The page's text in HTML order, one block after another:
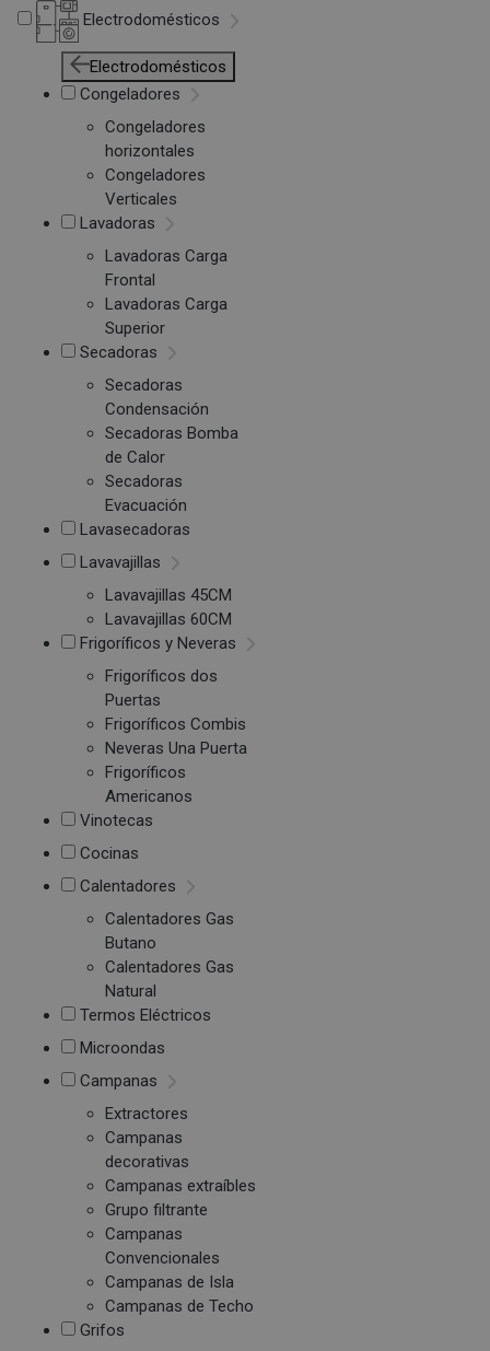
Electrodomésticos
Electrodomésticos
Congeladores
Congeladores
horizontales
Congeladores
Verticales
Lavadoras
Lavadoras Carga
Frontal
Lavadoras Carga
Superior
Secadoras
Secadoras
Condensación
Secadoras Bomba
de Calor
Secadoras
Evacuación
Lavasecadoras
Lavavajillas
Lavavajillas 45CM
Lavavajillas 60CM
Frigoríficos y Neveras
Frigoríficos dos
Puertas
Frigoríficos Combis
Neveras Una Puerta
Frigoríficos
Americanos
Vinotecas
Cocinas
Calentadores
Calentadores Gas
Butano
Calentadores Gas
Natural
Termos Eléctricos
Microondas
Campanas
Extractores
Campanas
decorativas
Campanas extraíbles
Grupo filtrante
Campanas
Convencionales
Campanas de Isla
Campanas de Techo
Grifos